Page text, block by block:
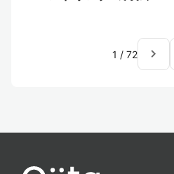
1 / 72 navigate_next